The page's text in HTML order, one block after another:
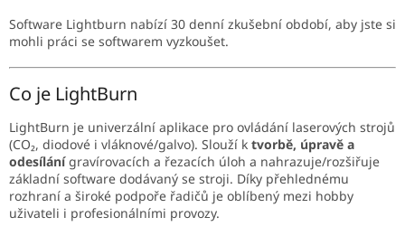
Software Lightburn nabízí 30 denní zkušební období, aby jste si
mohli práci se softwarem vyzkoušet.
Co je LightBurn
LightBurn je univerzální aplikace pro ovládání laserových strojů
(CO₂, diodové i vláknové/galvo). Slouží k tvorbě, úpravě a
odesílánígravírovacích a řezacích úloh a nahrazuje/rozšiřuje
základní software dodávaný se stroji. Díky přehlednému
rozhraní a široké podpoře řadičů je oblíbený mezi hobby
uživateli i profesionálními provozy.